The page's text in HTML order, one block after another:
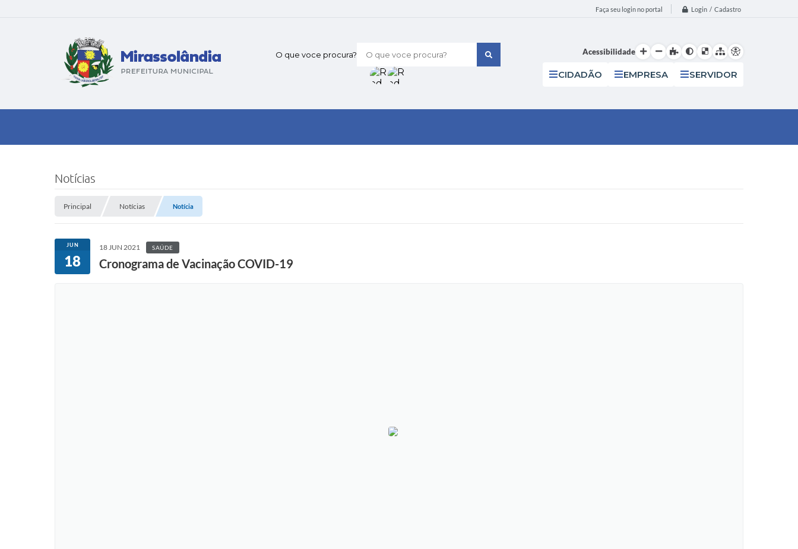
Faça seu login no portal Login / Cadastro
O que voce procura? Acessibilidade
CIDADÃO EMPRESA SERVIDOR
Notícias
Principal Notícias Notícia
JUN
18
18 JUN 2021 SAÚDE
Cronograma de Vacinação COVID-19